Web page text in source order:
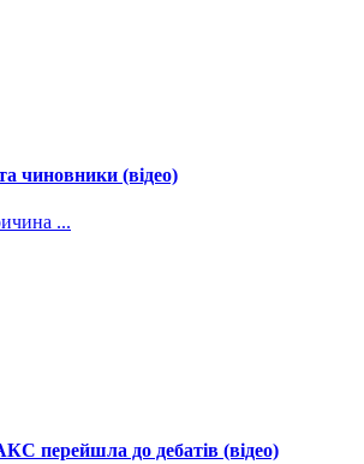
чиновники (відео)
...
перейшла до дебатів (відео)